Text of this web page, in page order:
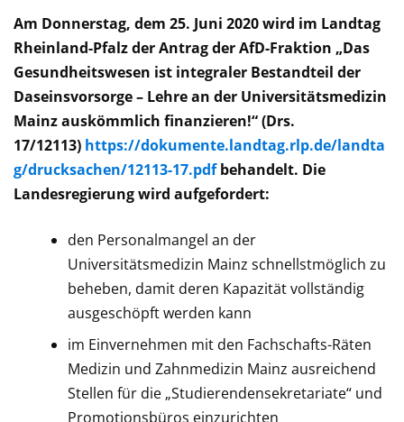
Am Donnerstag, dem 25. Juni 2020 wird im Landtag
Rheinland-Pfalz der Antrag der AfD-Fraktion „Das
Gesundheitswesen ist integraler Bestandteil der
Daseinsvorsorge – Lehre an der Universitätsmedizin
Mainz auskömmlich finanzieren!“ (Drs.
17/12113) https://dokumente.landtag.rlp.de/landta
g/drucksachen/12113-17.pdfbehandelt. Die
Landesregierung wird aufgefordert:
den Personalmangel an der
Universitätsmedizin Mainz schnellstmöglich zu
beheben, damit deren Kapazität vollständig
ausgeschöpft werden kann
im Einvernehmen mit den Fachschafts-Räten
Medizin und Zahnmedizin Mainz ausreichend
Stellen für die „Studierendensekretariate“ und
Promotionsbüros einzurichten